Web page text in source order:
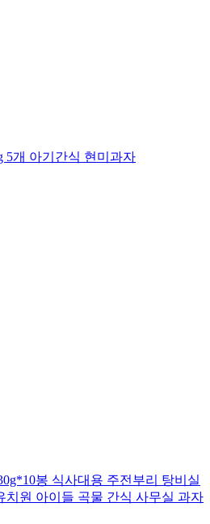
5개 아기간식 현미과자
봉 식사대용 주전부리 탕비실
치원 아이들 곡물 간식 사무실 과자